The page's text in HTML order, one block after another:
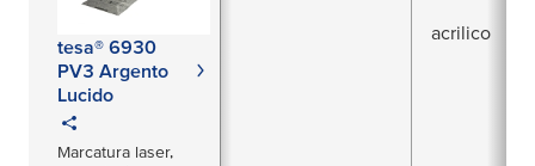
tesa® 6930
PV3 Argento
Lucido
Marcatura laser,
acrilico